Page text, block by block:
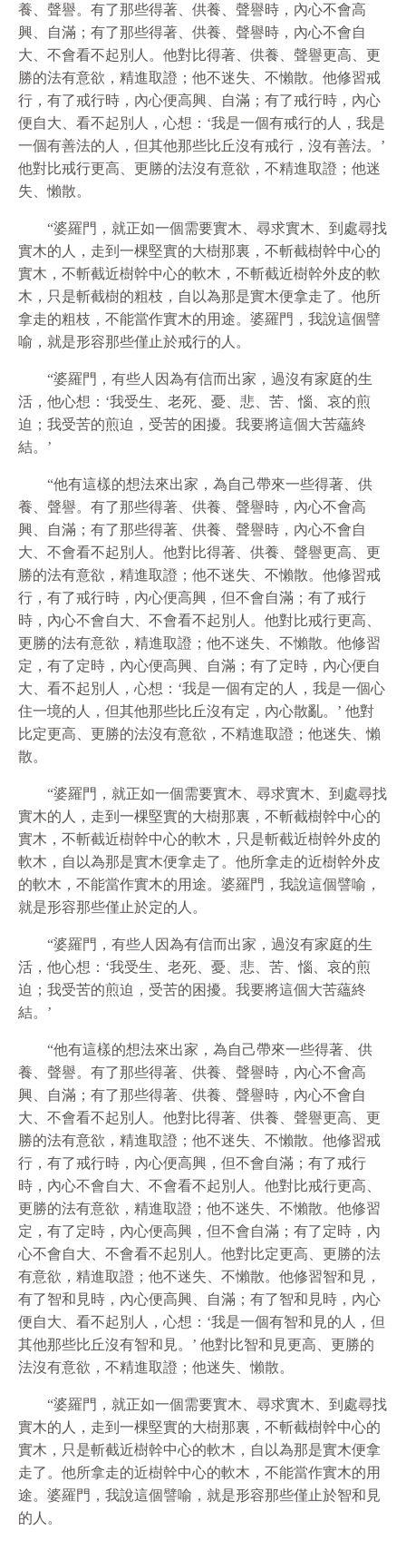
養、聲譽。有了那些得著、供養、聲譽時，內心不會高
興、自滿；有了那些得著、供養、聲譽時，內心不會自
大、不會看不起別人。他對比得著、供養、聲譽更高、更
勝的法有意欲 ，精進取證；他不迷失、不懶散。他修習戒
行，有了戒行時，內心便高興、自滿；有了戒行時，內心
便自大、看不起別人，心想：‘我是一個有戒行的人，我是
一個有善法的人，但其他那些比丘沒有戒行，沒有善法。’
他對比戒行更高、更勝的法沒有意欲 ，不精進取證；他迷
失、懶散。
“婆羅門，就正如一個需要實木、尋求實木、到處尋找
實木的人，走到一棵堅實的大樹那裏，不斬截樹幹中心的
實木，不斬截近樹幹中心的軟木，不斬截近樹幹外皮的軟
木，只是斬截樹的粗枝，自以為那是實木便拿走了。他所
拿走的粗枝，不能當作實木的用途。婆羅門，我說這個譬
喻，就是形容那些僅止於戒行的人。
“婆羅門，有些人因為有信而出家，過沒有家庭的生
活，他心想：‘我受生、老死、憂、悲、苦、惱、哀的煎
迫；我受苦的煎迫，受苦的困擾。我要將這個大苦蘊終
結。’
“他有這樣的想法來出家，為自己帶來一些得著、供
養、聲譽。有了那些得著、供養、聲譽時，內心不會高
興、自滿；有了那些得著、供養、聲譽時，內心不會自
大、不會看不起別人。他對比得著、供養、聲譽更高、更
勝的法有意欲 ，精進取證；他不迷失、不懶散。他修習戒
行，有了戒行時，內心便高興，但不會自滿；有了戒行
時，內心不會自大、不會看不起別人。他對比戒行更高、
更勝的法有意欲 ，精進取證；他不迷失、不懶散。他修習
定，有了定時，內心便高興、自滿；有了定時，內心便自
大、看不起別人，心想：‘我是一個有定的人，我是一個心
住一境的人，但其他那些比丘沒有定，內心散亂。’ 他對
比定更高、更勝的法沒有意欲 ，不精進取證；他迷失、懶
散。
“婆羅門，就正如一個需要實木、尋求實木、到處尋找
實木的人，走到一棵堅實的大樹那裏，不斬截樹幹中心的
實木，不斬截近樹幹中心的軟木，只是斬截近樹幹外皮的
軟木，自以為那是實木便拿走了。他所拿走的近樹幹外皮
的軟木，不能當作實木的用途。婆羅門，我說這個譬喻，
就是形容那些僅止於定的人。
“婆羅門，有些人因為有信而出家，過沒有家庭的生
活，他心想：‘我受生、老死、憂、悲、苦、惱、哀的煎
迫；我受苦的煎迫，受苦的困擾。我要將這個大苦蘊終
結。’
“他有這樣的想法來出家，為自己帶來一些得著、供
養、聲譽。有了那些得著、供養、聲譽時，內心不會高
興、自滿；有了那些得著、供養、聲譽時，內心不會自
大、不會看不起別人。他對比得著、供養、聲譽更高、更
勝的法有意欲 ，精進取證；他不迷失、不懶散。他修習戒
行，有了戒行時，內心便高興，但不會自滿；有了戒行
時，內心不會自大、不會看不起別人。他對比戒行更高、
更勝的法有意欲 ，精進取證；他不迷失、不懶散。他修習
定，有了定時，內心便高興，但不會自滿；有了定時，內
心不會自大、不會看不起別人。他對比定更高、更勝的法
有意欲 ，精進取證；他不迷失、不懶散。他修習智和見，
有了智和見時，內心便高興、自滿；有了智和見時，內心
便自大、看不起別人，心想：‘我是一個有智和見的人，但
其他那些比丘沒有智和見。’ 他對比智和見更高、更勝的
法沒有意欲 ，不精進取證；他迷失、懶散。
“婆羅門，就正如一個需要實木、尋求實木、到處尋找
實木的人，走到一棵堅實的大樹那裏，不斬截樹幹中心的
實木，只是斬截近樹幹中心的軟木，自以為那是實木便拿
走了。他所拿走的近樹幹中心的軟木，不能當作實木的用
途。婆羅門，我說這個譬喻，就是形容那些僅止於智和見
的人。